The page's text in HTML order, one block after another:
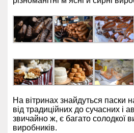
На вітринах знайдуться паски
від традиційних до сучасних і
звичайно ж, є багато солодкої
виробників.